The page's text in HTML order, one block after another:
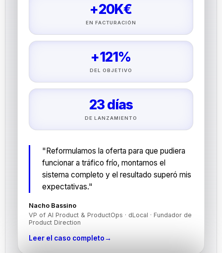
+20K€
EN FACTURACIÓN
+121%
DEL OBJETIVO
23 días
DE LANZAMIENTO
"Reformulamos la oferta para que pudiera
funcionar a tráfico frío, montamos el
sistema completo y el resultado superó mis
expectativas."
Nacho Bassino
VP of AI Product & ProductOps · dLocal · Fundador de
Product Direction
Leer el caso completo→